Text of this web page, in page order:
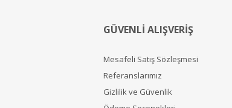
GÜVENLİ ALIŞVERİŞ
Mesafeli Satış Sözleşmesi
Referanslarımız
Gizlilik ve Güvenlik